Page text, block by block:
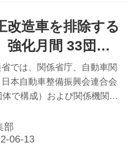
り顕著な貢献があった人や団
象に、同表彰を毎年行って
を受けるには国交省に認可
団体からの推薦が必要で、
では全国オートバイ協同組
AJ）と日本二輪車普及安全
改造車を排除する
強化月間 33団
庁・2機関と連携
では、関係省庁、自動車関
本自動車整備振興会連合会
体で構成）および関係機関と
10月）の1カ月を「不正改造
する運動」強化月間としてス
部